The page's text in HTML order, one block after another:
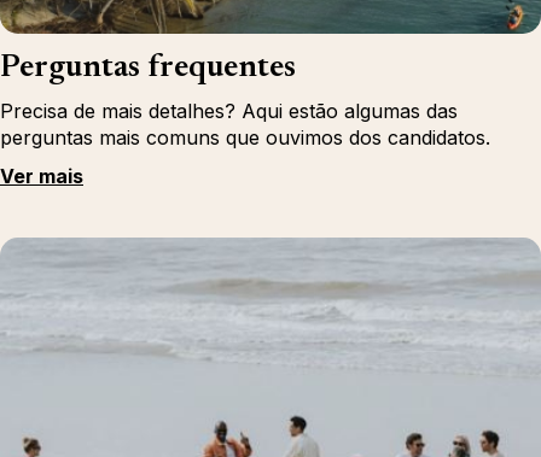
Perguntas frequentes
Precisa de mais detalhes? Aqui estão algumas das
perguntas mais comuns que ouvimos dos candidatos.
Ver mais